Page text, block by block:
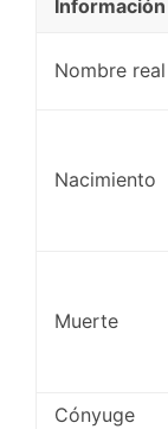
Nombre real
Nacimiento
Muerte
Cónyuge